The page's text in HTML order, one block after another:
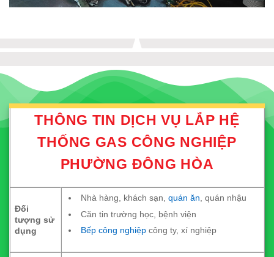
THÔNG TIN DỊCH VỤ LẮP HỆ
THỐNG GAS CÔNG NGHIỆP
PHƯỜNG ĐÔNG HÒA
Đối
tượng sử
dụng
Nhà hàng, khách sạn, quán ăn , quán nhậu
Căn tin trường học, bệnh viện
Bếp công nghiệpcông ty, xí nghiệp